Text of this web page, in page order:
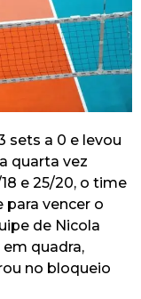
sets a 0 e levou
quarta vez
e 25/20, o time
vencer o
de Nicola
quadra,
no bloqueio